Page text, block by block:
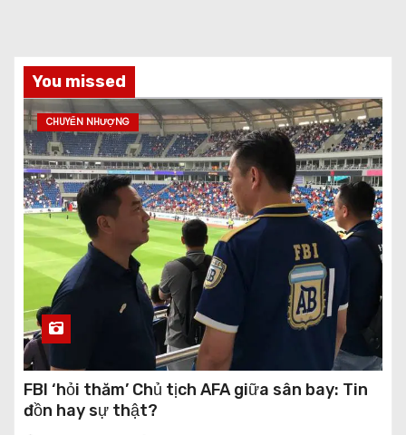
You missed
CHUYỂN NHƯỢNG
FBI ‘hỏi thăm’ Chủ tịch AFA giữa sân bay: Tin
đồn hay sự thật?